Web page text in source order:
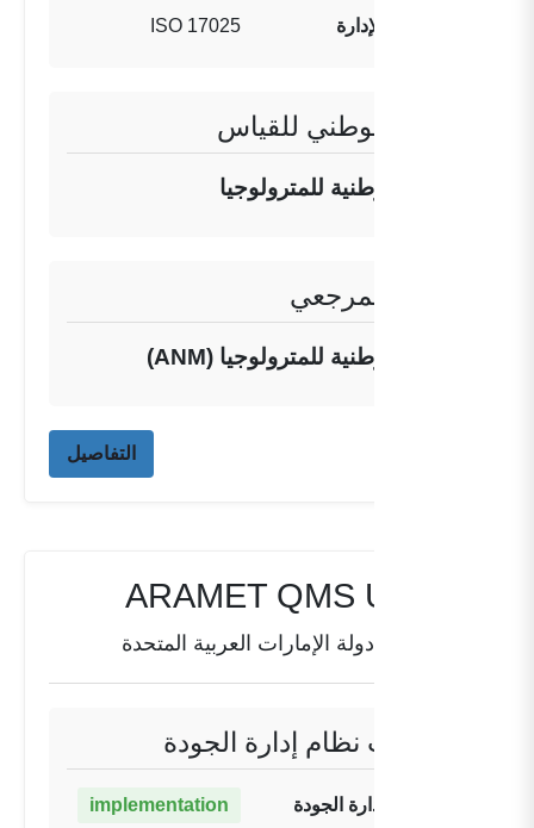
تنفيذ نظام الإدارة ISO 17025
المعهد الوطني للقياس
الوكالة الوطنية للمترولوجيا
المعهد المرجعي
الوكالة الوطنية للمترولوجيا (ANM)
التفاصيل
ARAMET QMS UAE-01
دولة الإمارات العربية المتحدة
معلومات نظام إدارة الجودة
حالة نظام إدارة الجودة implementation